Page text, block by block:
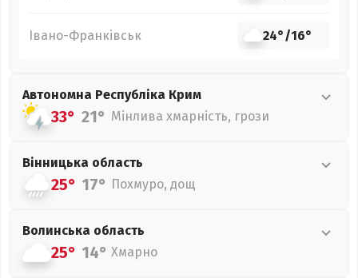
Івано-Франківськ 24°/16°
Автономна Республіка Крим
33° 21° Мінлива хмарність, грози
Вінницька область
25° 17° Похмуро, дощ
Волинська область
25° 14° Хмарно